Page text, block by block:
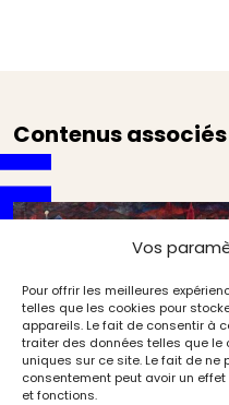
Vos
Pour offrir les meilleures
telles que les cookies pour
appareils. Le fait de consentir à
traiter des données telles que le
uniques sur ce site. Le fait de ne
consentement peut avoir un
et fonctions.
Contenus associés